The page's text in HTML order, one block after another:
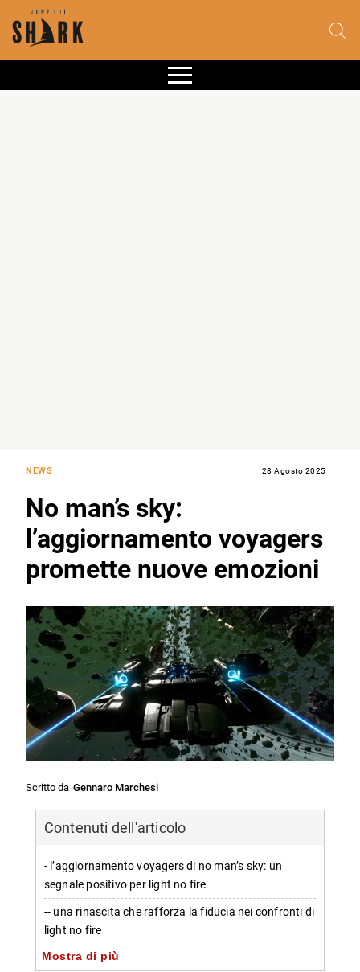
NEWS 28 Agosto 2025
No man’s sky:
l’aggiornamento voyagers
promette nuove emozioni
Scritto da Gennaro Marchesi
Contenuti dell'articolo
- l’aggiornamento voyagers di no man’s sky: un
segnale positivo per light no fire
-- una rinascita che rafforza la fiducia nei confronti di
light no fire
- hello games ha maturato importanti insegnamenti
Mostra di più